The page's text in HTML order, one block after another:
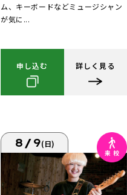
ム、キーボードなどミュージシャン
が気に...
申し込む 詳しく見る
8/9(日)